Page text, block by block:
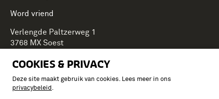
COOKIES & PRIVACY
Deze site maakt gebruik van cookies. Lees meer in ons
privacybeleid .
Word vriend
Verlengde Paltzerweg 1
3768 MX Soest
Onderdeel van Stichting Koninklijke Defensiemusea,